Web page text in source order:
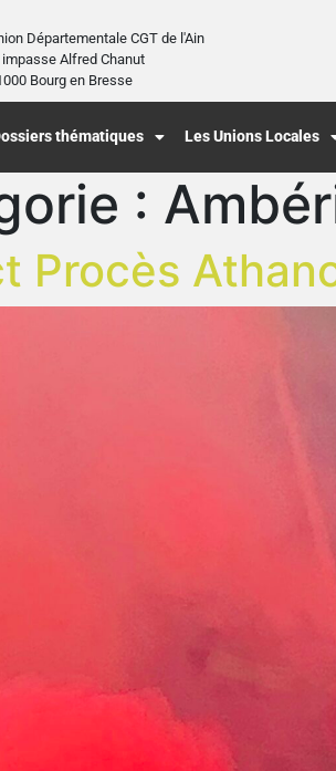
Départementale CGT de l'Ain
impasse Alfred Chanut
Bourg en Bresse
thématiques Les Unions Locales
:
Procès